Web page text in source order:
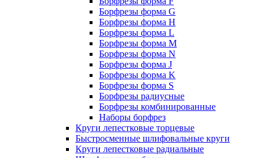
Борфрезы форма G
Борфрезы форма H
Борфрезы форма L
Борфрезы форма M
Борфрезы форма N
Борфрезы форма J
Борфрезы форма K
Борфрезы форма S
Борфрезы радиусные
Борфрезы комбинированные
Наборы борфрез
Круги лепестковые торцевые
Быстросменные шлифовальные круги
Круги лепестковые радиальные